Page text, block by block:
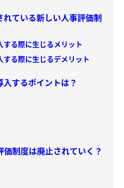
ている新しい人事評価制
する際に生じるメリット
する際に生じるデメリット
するポイントは？
制度は廃止されていく？